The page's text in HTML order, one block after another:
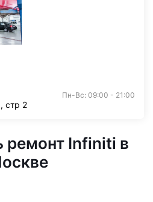
Пн-Вс: 09:00 - 21:00
стр 2
ремонт Infiniti в